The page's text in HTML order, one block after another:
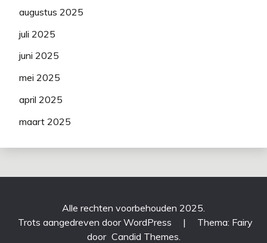
augustus 2025
juli 2025
juni 2025
mei 2025
april 2025
maart 2025
Alle rechten voorbehouden 2025.
Trots aangedreven door WordPress
|
Thema: Fairy
door Candid Themes